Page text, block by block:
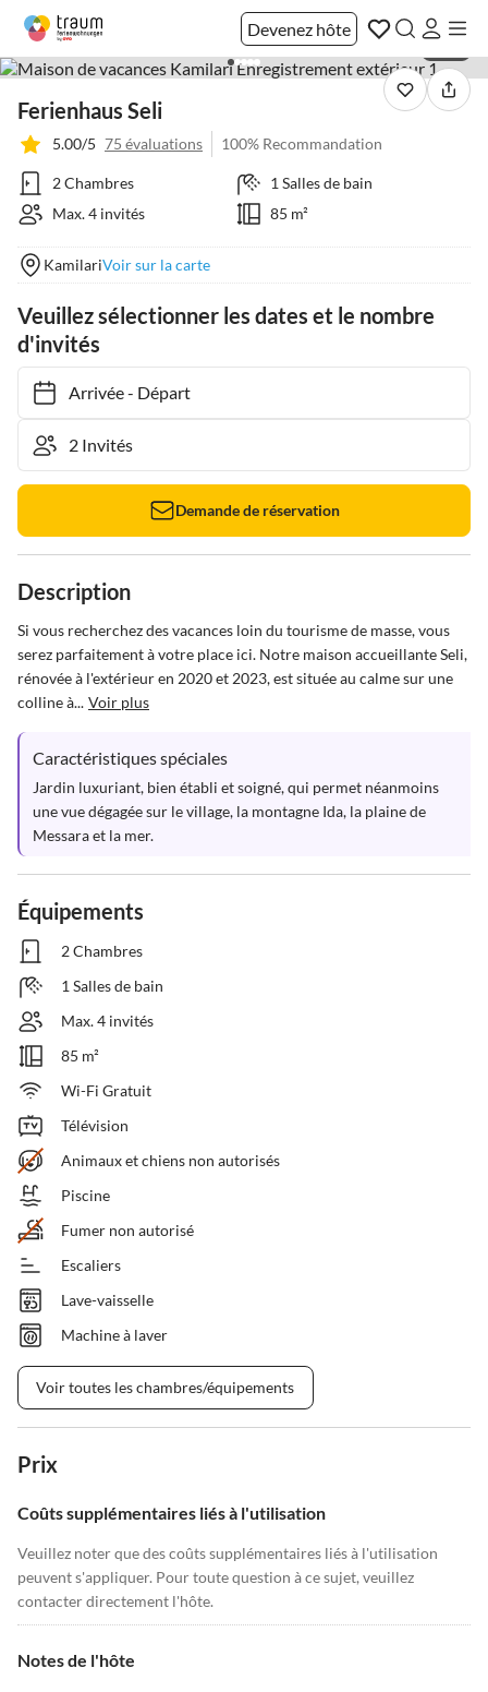
Devenez hôte
Ferienhaus Seli
5.00/5 75 évaluations 100% Recommandation
2 Chambres
1 Salles de bain
Max. 4 invités
85 m²
KamilariVoir sur la carte
Veuillez sélectionner les dates et le nombre
d'invités
Arrivée- Départ
Demande de réservation
Description
Si vous recherchez des vacances loin du tourisme de masse, vous
serez parfaitement à votre place ici. Notre maison accueillante Seli,
rénovée à l'extérieur en 2020 et 2023, est située au calme sur une
colline à... Voir plus
Caractéristiques spéciales
Jardin luxuriant, bien établi et soigné, qui permet néanmoins
une vue dégagée sur le village, la montagne Ida, la plaine de
Messara et la mer.
Équipements
2 Chambres
1 Salles de bain
Max. 4 invités
85 m²
Wi-Fi Gratuit
Télévision
Animaux et chiens non autorisés
Piscine
Fumer non autorisé
Escaliers
Lave-vaisselle
Machine à laver
Voir toutes les chambres/équipements
Prix
Coûts supplémentaires liés à l'utilisation
Veuillez noter que des coûts supplémentaires liés à l'utilisation
peuvent s'appliquer. Pour toute question à ce sujet, veuillez
contacter directement l'hôte.
Notes de l'hôte